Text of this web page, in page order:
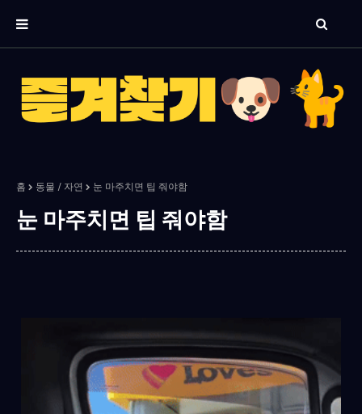
홈 동물 / 자연 눈 마주치면 팁 줘야함
눈 마주치면 팁 줘야함